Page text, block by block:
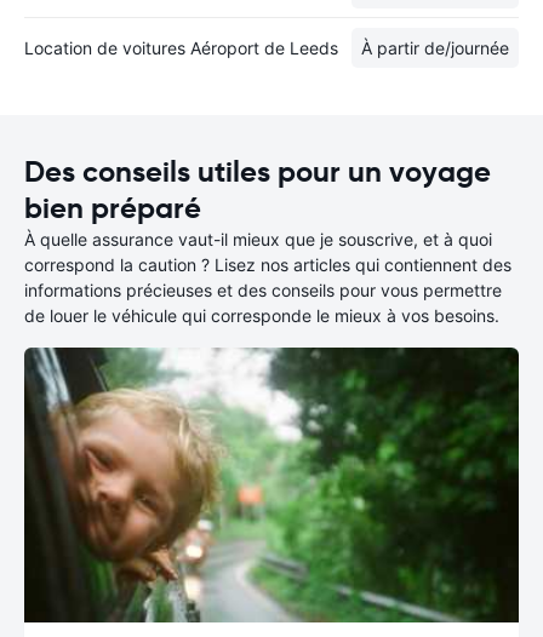
Location de voitures Aéroport de Leeds À partir de/journée
Des conseils utiles pour un voyage
bien préparé
À quelle assurance vaut-il mieux que je souscrive, et à quoi
correspond la caution ? Lisez nos articles qui contiennent des
informations précieuses et des conseils pour vous permettre
de louer le véhicule qui corresponde le mieux à vos besoins.